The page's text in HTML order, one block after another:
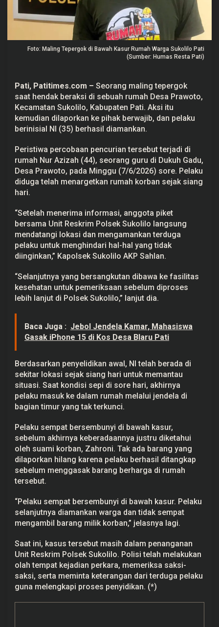
u
R
u
m
a
h
a
S
u
k
o
l
P
a
i
Foto: Maling Tepergok di Bawah Kasur Rumah Warga Sukolilo Pati
(Sumber: Humas Resta Pati)
Pati, Patitimes.com – Seorang maling tepergok
saat hendak beraksi di sebuah rumah Desa Prawoto,
Kecamatan Sukolilo, Kabupaten Pati. Aksi itu
kemudian dilaporkan ke pihak berwajib, dan pelaku
berinisial NI (35) berhasil diamankan.
Peristiwa percobaan pencurian tersebut terjadi di
rumah Nur Azizah (44), seorang guru di Dukuh Gadu,
Desa Prawoto, pada Minggu (7/6/2026) sore. Pelaku
diduga telah menargetkan rumah korban sejak siang
hari.
“Setelah menerima informasi, anggota piket
bersama Unit Reskrim Polsek Sukolilo langsung
mendatangi lokasi dan mengamankan terduga
pelaku untuk menghindari hal-hal yang tidak
diinginkan,” Kapolsek Sukolilo AKP Sahlan.
“Selanjutnya yang bersangkutan dibawa ke fasilitas
kesehatan untuk pemeriksaan sebelum diproses
lebih lanjut di Polsek Sukolilo,” lanjut dia.
Baca Juga : Jebol Jendela Kamar, Mahasiswa
Gasak iPhone 15 di Kos Desa Blaru Pati
Berdasarkan penyelidikan awal, NI telah berada di
sekitar lokasi sejak siang hari untuk memantau
situasi. Saat kondisi sepi di sore hari, akhirnya
pelaku masuk ke dalam rumah melalui jendela di
bagian timur yang tak terkunci.
Pelaku sempat bersembunyi di bawah kasur,
sebelum akhirnya keberadaannya justru diketahui
oleh suami korban, Zahroni. Tak ada barang yang
dilaporkan hilang karena pelaku berhasil ditangkap
sebelum menggasak barang berharga di rumah
tersebut.
“Pelaku sempat bersembunyi di bawah kasur. Pelaku
selanjutnya diamankan warga dan tidak sempat
mengambil barang milik korban,” jelasnya lagi.
Saat ini, kasus tersebut masih dalam penanganan
Unit Reskrim Polsek Sukolilo. Polisi telah melakukan
olah tempat kejadian perkara, memeriksa saksi-
saksi, serta meminta keterangan dari terduga pelaku
guna melengkapi proses penyidikan. (*)